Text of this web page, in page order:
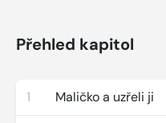
Přehled kapitol
1 Maličko a uzřeli ji